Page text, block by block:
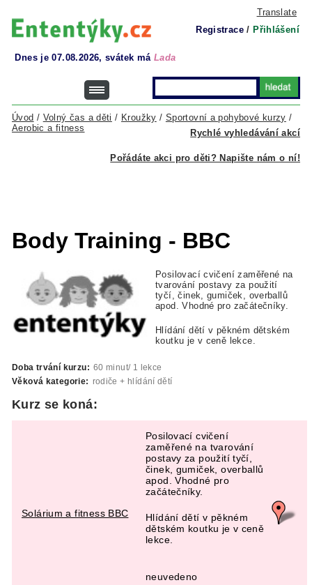
Translate
Registrace / Přihlášení
Dnes je 07.08.2026, svátek má Lada
Rychlé vyhledávání akcí
Úvod / Volný čas a děti / Kroužky / Sportovní a pohybové kurzy /
Aerobic a fitness
Pořádáte akci pro děti? Napište nám o ní!
Body Training - BBC
Posilovací cvičení zaměřené na
tvarování postavy za použití
tyčí, činek, gumiček, overballů
apod. Vhodné pro začátečníky.
Hlídání dětí v pěkném dětském
koutku je v ceně lekce.
Doba trvání kurzu: 60 minut/ 1 lekce
Věková kategorie: rodiče + hlídání dětí
Kurz se koná:
Solárium a fitness BBC
Posilovací cvičení
zaměřené na tvarování
postavy za použití tyčí,
činek, gumiček, overballů
apod. Vhodné pro
začátečníky.
Hlídání dětí v pěkném
dětském koutku je v ceně
lekce.
neuvedeno